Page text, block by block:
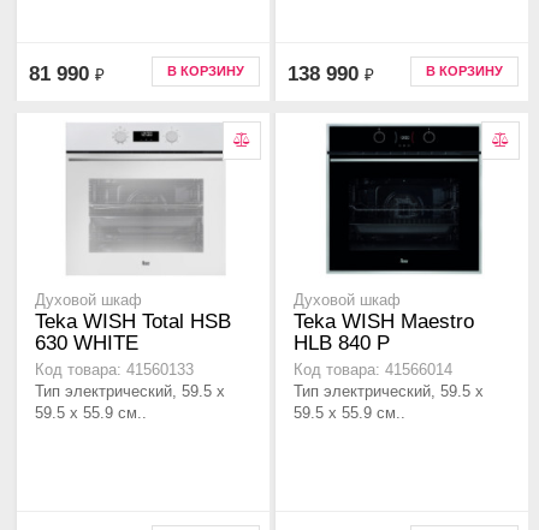
81 990 ₽ В КОРЗИНУ 138 990 ₽ В КОРЗИНУ
Духовой шкаф
Teka WISH Total HSB
630 WHITE
Код товара: 41560133
Тип электрический, 59.5 х
59.5 x 55.9 см..
Духовой шкаф
Teka WISH Maestro
HLB 840 P
Код товара: 41566014
Тип электрический, 59.5 х
59.5 x 55.9 см..